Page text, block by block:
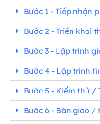
Bước 1 - Tiếp nhận
Bước 2 - Triển khai
Bước 3 - Lập trình
Bước 4 - Lập trình
Bước 5 - Kiểm thử /
Bước 6 - Bàn giao /